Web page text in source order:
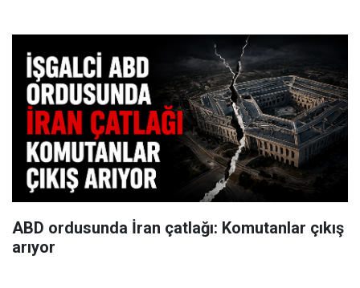
ABD ordusunda İran çatlağı: Komutanlar çıkış
arıyor